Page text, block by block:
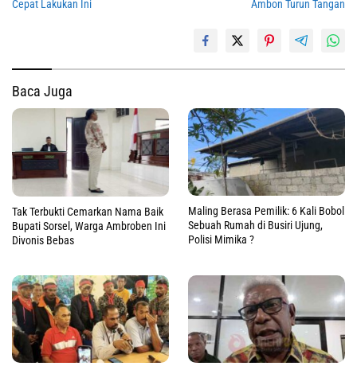
Cepat Lakukan Ini Ambon Turun Tangan
Baca Juga
Tak Terbukti Cemarkan Nama Baik
Bupati Sorsel, Warga Ambroben Ini
Divonis Bebas
Maling Berasa Pemilik: 6 Kali Bobol
Sebuah Rumah di Busiri Ujung,
Polisi Mimika ?